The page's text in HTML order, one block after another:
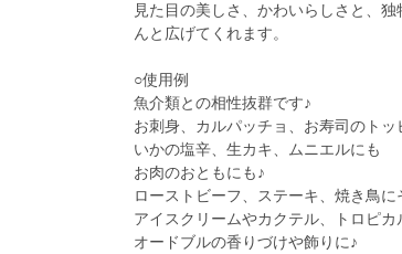
見た目の美しさ、かわいらしさと、
んと広げてくれます。
○使用例
魚介類との相性抜群です♪
お刺身、カルパッチョ、お寿司のトッ
いかの塩辛、生カキ、ムニエルにも
お肉のおともにも♪
ローストビーフ、ステーキ、焼き鳥に
アイスクリームやカクテル、トロピ
オードブルの香りづけや飾りに♪